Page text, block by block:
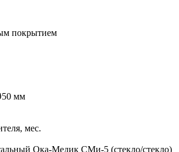
покрытием
мм
мес.
Ока-Медик СМи-5 (стекло/стекло)